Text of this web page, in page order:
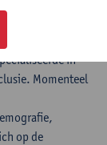
de Sociologie
in
Momenteel
op de